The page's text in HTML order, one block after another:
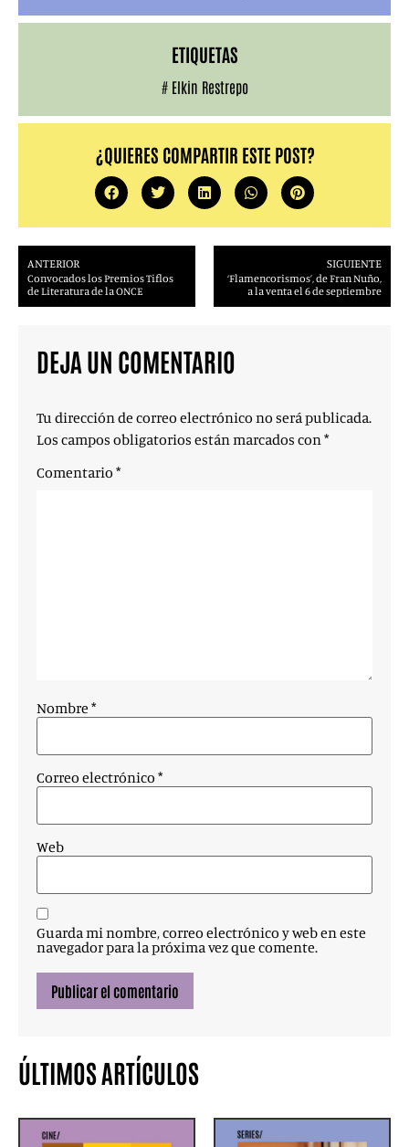
ETIQUETAS
# Elkin Restrepo
¿QUIERES COMPARTIR ESTE POST?
ANTERIOR
Convocados los Premios Tiflos
de Literatura de la ONCE
SIGUIENTE
‘Flamencorismos’, de Fran Nuño,
a la venta el 6 de septiembre
DEJA UN COMENTARIO
Tu dirección de correo electrónico no será publicada.
Los campos obligatorios están marcados con*
Comentario *
Nombre *
Correo electrónico *
Web
Guarda mi nombre, correo electrónico y web en este
navegador para la próxima vez que comente.
ÚLTIMOS ARTÍCULOS